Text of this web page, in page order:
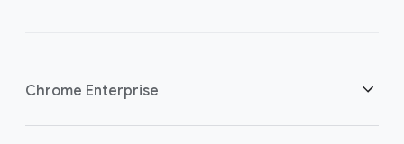
Chrome Enterprise